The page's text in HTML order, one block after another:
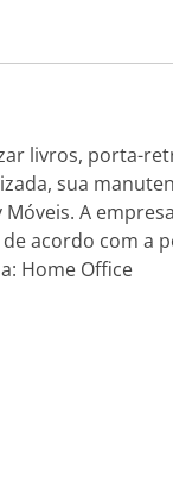
livros, porta-
sua
A
acordo com a
Home Office